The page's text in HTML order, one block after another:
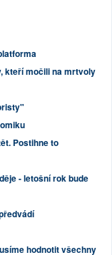
kteří močili na mrtvoly
Postihne to
- letošní rok bude
hodnotit všechny